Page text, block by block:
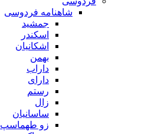
شاهنامه فردوسی
جمشید
اسکندر
اشکانیان
بهمن
داراب
دارای
رستم
زال
ساسانیان
زو طهماسپ‏